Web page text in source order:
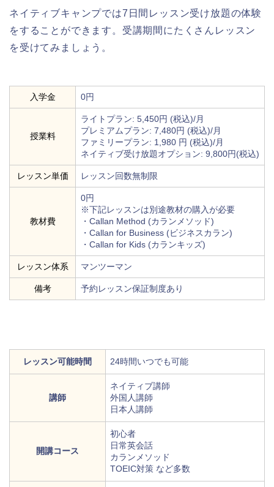
ネイティブキャンプでは7日間レッスン受け放題の体験
をすることができます。受講期間にたくさんレッスン
を受けてみましょう。
入学金 0円
授業料
ライトプラン: 5,450円 (税込)/月
プレミアムプラン: 7,480円 (税込)/月
ファミリープラン: 1,980 円 (税込)/月
ネイティブ受け放題オプション: 9,800円(税込)
レッスン単価 レッスン回数無制限
教材費
0円
※下記レッスンは別途教材の購入が必要
・Callan Method (カランメソッド)
・Callan for Business (ビジネスカラン)
・Callan for Kids (カランキッズ)
レッスン体系 マンツーマン
備考 予約レッスン保証制度あり
レッスン可能時間 24時間いつでも可能
講師
ネイティブ講師
外国人講師
日本人講師
開講コース
初心者
日常英会話
カランメソッド
TOEIC対策 など多数